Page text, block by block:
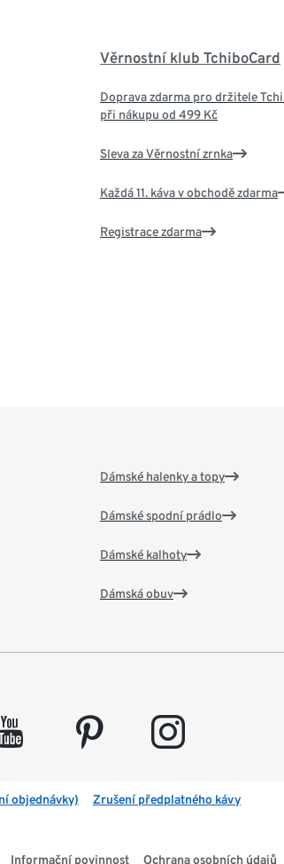
Věrnostní klub TchiboCard
Doprava zdarma pro držitele
při nákupu od 499 Kč
Sleva za Věrnostní zrnka
Každá 11. káva v obchodě zdarma
Registrace zdarma
Dámské halenky a topy
Dámské spodní prádlo
Dámské kalhoty
Dámská obuv
pinterest instagram
objednávky) Zrušení předplatného kávy
Informační povinnost Ochrana osobních údajů